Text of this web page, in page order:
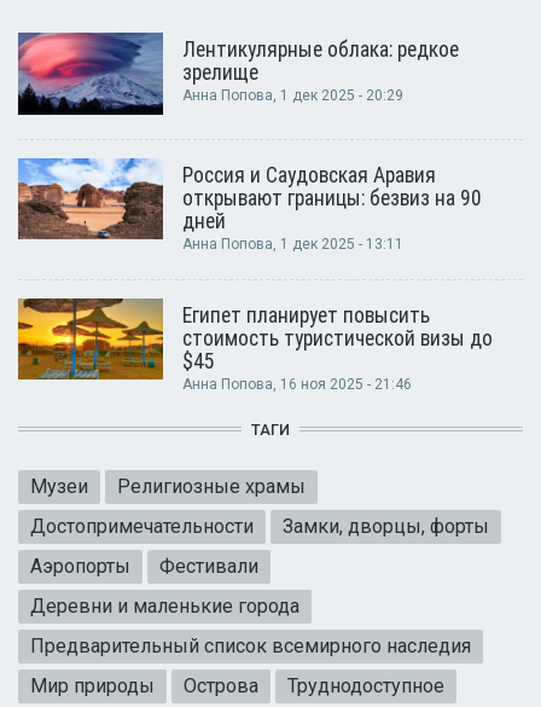
Лентикулярные облака: редкое
зрелище
Анна Попова, 1 дек 2025 - 20:29
Россия и Саудовская Аравия
открывают границы: безвиз на 90
дней
Анна Попова, 1 дек 2025 - 13:11
Египет планирует повысить
стоимость туристической визы до
$45
Анна Попова, 16 ноя 2025 - 21:46
ТАГИ
Музеи
Религиозные храмы
Достопримечательности
Замки, дворцы, форты
Аэропорты
Фестивали
Деревни и маленькие города
Предварительный список всемирного наследия
Мир природы
Острова
Труднодоступное